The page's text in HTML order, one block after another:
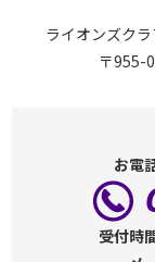
ライオンズク
〒955-
お電
受付時